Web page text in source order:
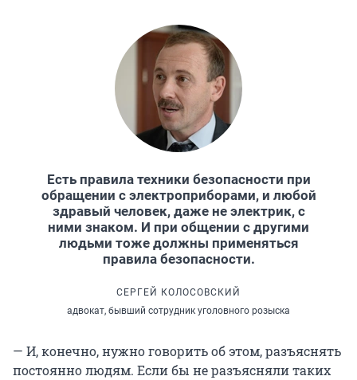
Есть правила техники безопасности при
обращении с электроприборами, и любой
здравый человек, даже не электрик, с
ними знаком. И при общении с другими
людьми тоже должны применяться
правила безопасности.
СЕРГЕЙ КОЛОСОВСКИЙ
адвокат, бывший сотрудник уголовного розыска
— И, конечно, нужно говорить об этом, разъяснять
постоянно людям. Если бы не разъясняли таких